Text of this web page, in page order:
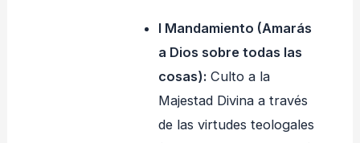
I Mandamiento (Amarás
a Dios sobre todas las
cosas): Culto a la
Majestad Divina a través
de las virtudes teologales